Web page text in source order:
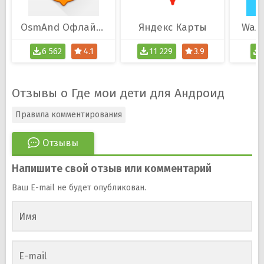
OsmAnd Офлайн Карты
6 562 4.1
Яндекс Карты
11 229 3.9
Отзывы о Где мои дети для Андроид
Отзывы
Правила комментирования
Напишите свой отзыв или комментарий
Ваш E-mail не будет опубликован.
Имя
E-mail